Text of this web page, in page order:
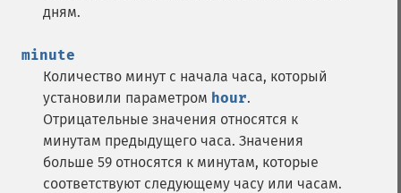
дням.
minute
Количество минут с начала часа, который
установили параметром hour.
Отрицательные значения относятся к
минутам предыдущего часа. Значения
больше 59 относятся к минутам, которые
соответствуют следующему часу или часам.